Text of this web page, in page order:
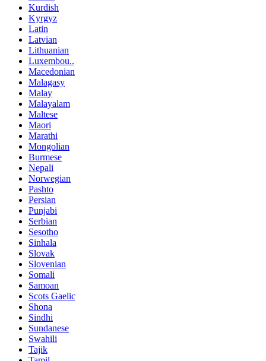
Kurdish
Kyrgyz
Latin
Latvian
Lithuanian
Luxembou..
Macedonian
Malagasy
Malay
Malayalam
Maltese
Maori
Marathi
Mongolian
Burmese
Nepali
Norwegian
Pashto
Persian
Punjabi
Serbian
Sesotho
Sinhala
Slovak
Slovenian
Somali
Samoan
Scots Gaelic
Shona
Sindhi
Sundanese
Swahili
Tajik